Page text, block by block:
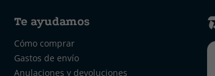
Te ayudamos
Cómo comprar
Gastos de envío
Anulaciones y devoluciones